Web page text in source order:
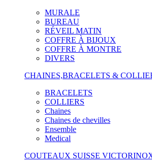
MURALE
BUREAU
RÉVEIL MATIN
COFFRE À BIJOUX
COFFRE À MONTRE
DIVERS
CHAINES,BRACELETS &
BRACELETS
COLLIERS
Chaines
Chaines de chevilles
Ensemble
Medical
COUTEAUX SUISSE